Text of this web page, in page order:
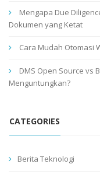
Mengapa Due
Dokumen yang Ketat
Cara Mudah Otomasi
DMS Open Source vs
Menguntungkan?
CATEGORIES
Berita Teknologi